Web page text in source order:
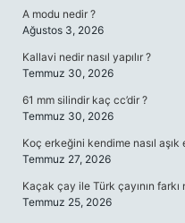
A modu nedir ?
Ağustos 3, 2026
Kallavi nedir nasıl yapılır ?
Temmuz 30, 2026
61 mm silindir kaç cc’dir ?
Temmuz 30, 2026
Koç erkeğini kendime nasıl aşık
Temmuz 27, 2026
Kaçak çay ile Türk çayının farkı
Temmuz 25, 2026